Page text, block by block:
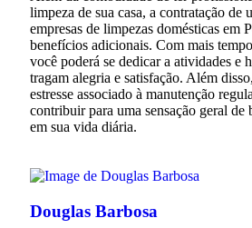
limpeza de sua casa, a contratação de
empresas de limpezas domésticas em
benefícios adicionais. Com mais
você poderá se dedicar a atividades e
tragam alegria e satisfação. Além
estresse associado à manutenção
contribuir para uma sensação geral de
em sua vida diária.
Douglas Barbosa